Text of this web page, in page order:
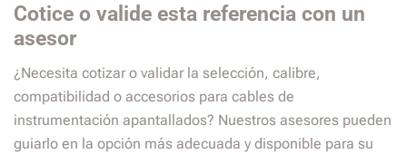
Cotice o valide esta referencia con un
asesor
¿Necesita cotizar o validar la selección, calibre,
compatibilidad o accesorios para cables de
instrumentación apantallados? Nuestros asesores pueden
guiarlo en la opción más adecuada y disponible para su